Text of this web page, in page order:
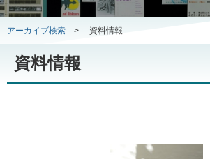
アーカイブ検索 > 資料情報
資料情報